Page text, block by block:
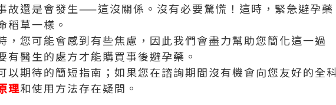
故還是會發生——這沒關係。沒有必要驚慌！這時，緊急避孕藥
稻草一樣。
，您可能會感到有些焦慮，因此我們會盡力幫助您簡化這一過
醫生的處方才能購買事後避孕藥。
以期待的簡短指南；如果您在諮詢期間沒有機會向您友好的全
理和使用方法存在疑問。